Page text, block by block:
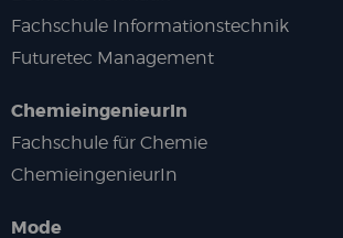
Fachschule Informationstechnik
Futuretec Management
ChemieingenieurIn
Fachschule für Chemie
ChemieingenieurIn
Mode